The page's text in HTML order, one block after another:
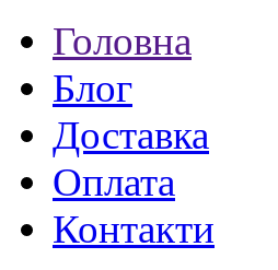
Головна
Блог
Доставка
Оплата
Контакти